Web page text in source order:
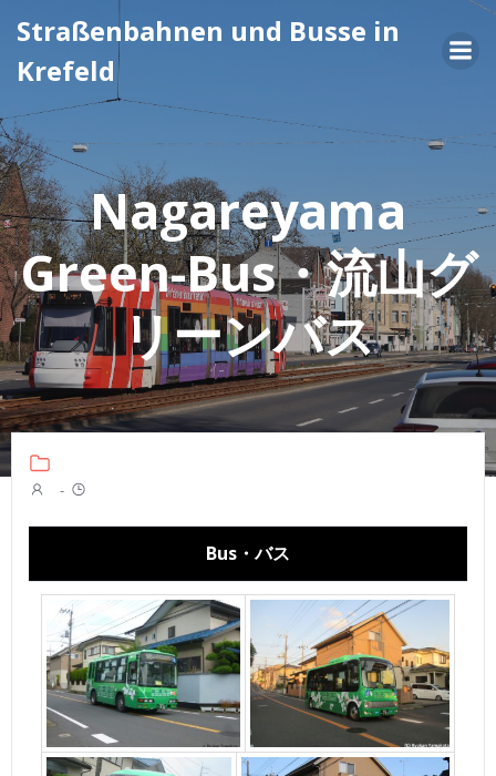
Inhalt
Straßenbahnen und Busse in
Krefeld
Nagareyama
Green-Bus・流山グ
リーンバス
-
Bus・バス